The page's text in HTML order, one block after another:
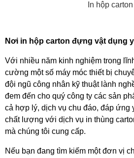
In hộp carton
Nơi in hộp carton đựng vật dụng
Với nhiều năm kinh nghiệm trong
cường một số máy móc thiết bị
đội ngũ công nhân kỹ thuật lành
đem đến cho quý công ty các sản
cả hợp lý, dịch vụ chu đáo, đáp ứng
chất lượng với dịch vụ in thùng
mà chúng tôi cung cấp.
Nếu bạn đang tìm kiếm một đơn vị